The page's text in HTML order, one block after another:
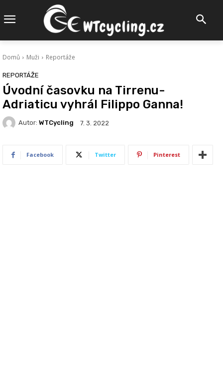
Domů Muži Reportáže
REPORTÁŽE
Úvodní časovku na Tirrenu-
Adriaticu vyhrál Filippo Ganna!
Autor: WTCycling 7. 3. 2022
Facebook Twitter Pinterest